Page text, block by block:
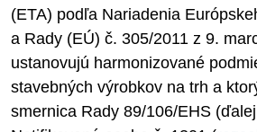
(ETA) podľa Nariadenia
a Rady (EÚ) č. 305/2011 z 9.
ustanovujú harmonizované
stavebných výrobkov na trh a
smernica Rady 89/106/EHS